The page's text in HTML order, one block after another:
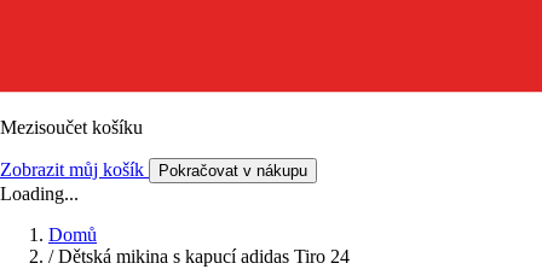
Mezisoučet košíku
Zobrazit můj košík Pokračovat v nákupu
Loading...
Domů
/ Dětská mikina s kapucí adidas Tiro 24